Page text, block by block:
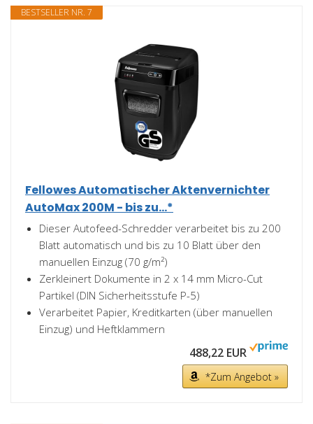
BESTSELLER NR. 7
Fellowes Automatischer Aktenvernichter
AutoMax 200M - bis zu...*
Dieser Autofeed-Schredder verarbeitet bis zu 200
Blatt automatisch und bis zu 10 Blatt über den
manuellen Einzug (70 g/m²)
Zerkleinert Dokumente in 2 x 14 mm Micro-Cut
Partikel (DIN Sicherheitsstufe P-5)
Verarbeitet Papier, Kreditkarten (über manuellen
Einzug) und Heftklammern
488,22 EUR
*Zum Angebot »